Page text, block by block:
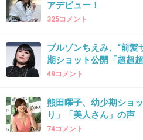
43. 匿名2019/03/05(火) 17:40:23
え！整形なの！？
違うんじゃない？
アデビュー！
325コメント
ブルゾンちえみ、“前髪
期ショット公開「超超
49コメント
熊田曜子、幼少期ショ
り」「美人さん」の声
74コメント